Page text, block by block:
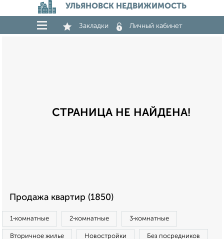
УЛЬЯНОВСК НЕДВИЖИМОСТЬ
Закладки Личный кабинет
СТРАНИЦА НЕ НАЙДЕНА!
Продажа квартир (1850)
1‑комнатные 2‑комнатные 3‑комнатные
Вторичное жилье Новостройки Без посредников